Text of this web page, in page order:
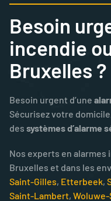
Besoin
incendie
Bruxelles ?
Besoin urgent d’une
Sécurisez votre
des systèmes d’alarme
Nos experts en
Bruxelles et dans les
Saint-Gilles, Etterbeek,
Saint-Lambert,